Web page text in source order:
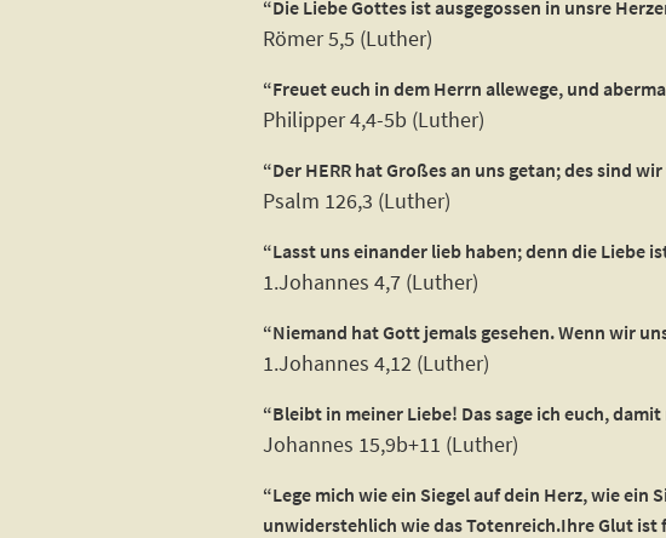
“Die Liebe Gottes ist ausgegossen in unsre
Römer 5,5 (Luther)
“Freuet euch in dem Herrn allewege, und
Philipper 4,4-5b (Luther)
“Der HERR hat Großes an uns getan; des sind
Psalm 126,3 (Luther)
“Lasst uns einander lieb haben; denn die Liebe
1.Johannes 4,7 (Luther)
“Niemand hat Gott jemals gesehen. Wenn wir
1.Johannes 4,12 (Luther)
“Bleibt in meiner Liebe! Das sage ich euch,
Johannes 15,9b+11 (Luther)
“Lege mich wie ein Siegel auf dein Herz, wie ein
unwiderstehlich wie das Totenreich.Ihre Glut ist